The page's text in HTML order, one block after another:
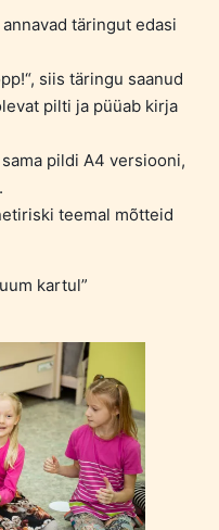
täringut edasi
siis täringu saanud
pilti ja püüab kirja
pildi A4 versiooni,
teemal mõtteid
kartul”